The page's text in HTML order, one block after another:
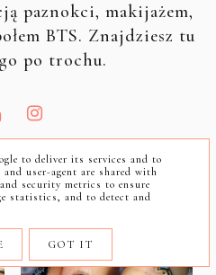
paznokci, makijażem,
BTS. Znajdziesz tu
po trochu.
to deliver its services and to
user-agent are shared with
security metrics to ensure
statistics, and to detect and
GOT IT